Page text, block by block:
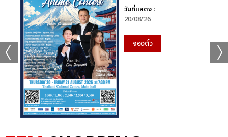
วันที่แสดง :
20/08/26
จองตั๋ว